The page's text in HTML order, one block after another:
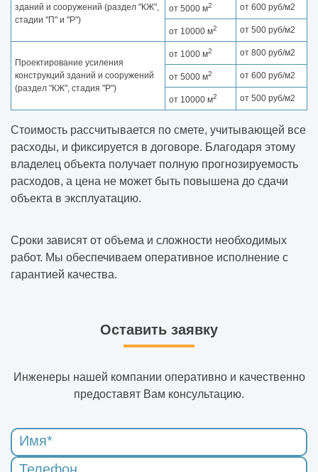
зданий и сооружений (раздел "КЖ",
стадии "П" и "Р")
от 5000 м2 от 600 руб/м2
от 10000 м2 от 500 руб/м2
Проектирование усиления
конструкций зданий и сооружений
(раздел "КЖ", стадия "Р")
от 1000 м2 от 800 руб/м2
от 5000 м2 от 600 руб/м2
от 10000 м2 от 500 руб/м2
Стоимость рассчитывается по смете, учитывающей все
расходы, и фиксируется в договоре. Благодаря этому
владелец объекта получает полную прогнозируемость
расходов, а цена не может быть повышена до сдачи
объекта в эксплуатацию.
Сроки зависят от объема и сложности необходимых
работ. Мы обеспечиваем оперативное исполнение с
гарантией качества.
Оставить заявку
Инженеры нашей компании оперативно и качественно
предоставят Вам консультацию.